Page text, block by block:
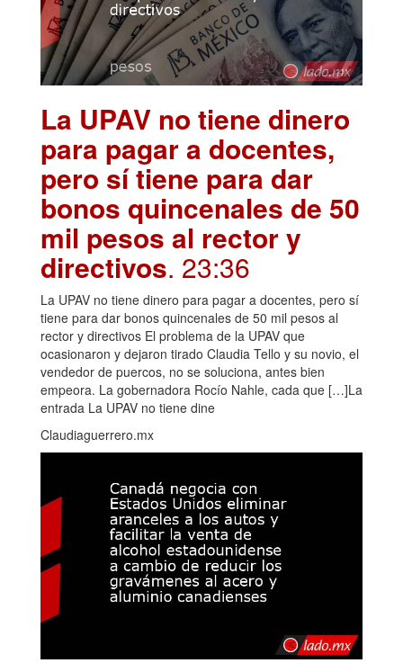
La UPAV no tiene dinero
para pagar a docentes,
pero sí tiene para dar
bonos quincenales de 50
mil pesos al rector y
directivos. 23:36
La UPAV no tiene dinero para pagar a docentes, pero sí
tiene para dar bonos quincenales de 50 mil pesos al
rector y directivos El problema de la UPAV que
ocasionaron y dejaron tirado Claudia Tello y su novio, el
vendedor de puercos, no se soluciona, antes bien
empeora. La gobernadora Rocío Nahle, cada que […]La
entrada La UPAV no tiene dine
Claudiaguerrero.mx